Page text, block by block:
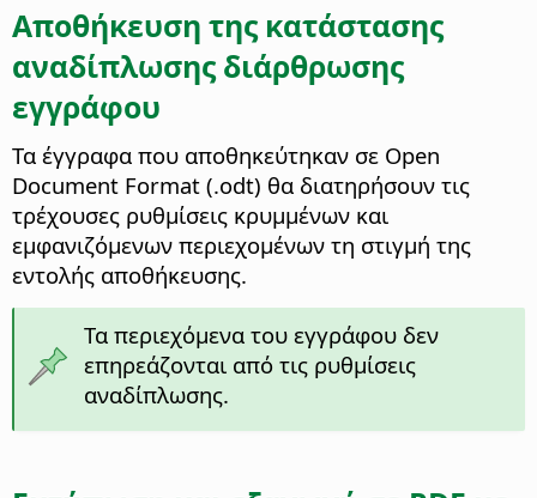
Αποθήκευση της κατάστασης
αναδίπλωσης διάρθρωσης
εγγράφου
Τα έγγραφα που αποθηκεύτηκαν σε Open
Document Format (.odt) θα διατηρήσουν τις
τρέχουσες ρυθμίσεις κρυμμένων και
εμφανιζόμενων περιεχομένων τη στιγμή της
εντολής αποθήκευσης.
Τα περιεχόμενα του εγγράφου δεν
επηρεάζονται από τις ρυθμίσεις
αναδίπλωσης.